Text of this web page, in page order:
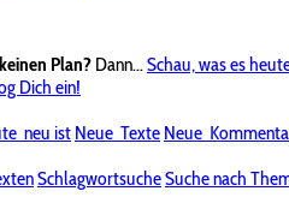
Plan? Dann...Schau, was es
Dich ein!
neu ist Neue Texte Neue
SchlagwortsucheSuche nach